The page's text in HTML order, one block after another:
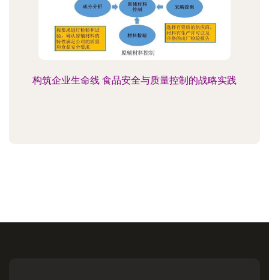
构筑企业生命线 食品安全与质量控制的战略实践